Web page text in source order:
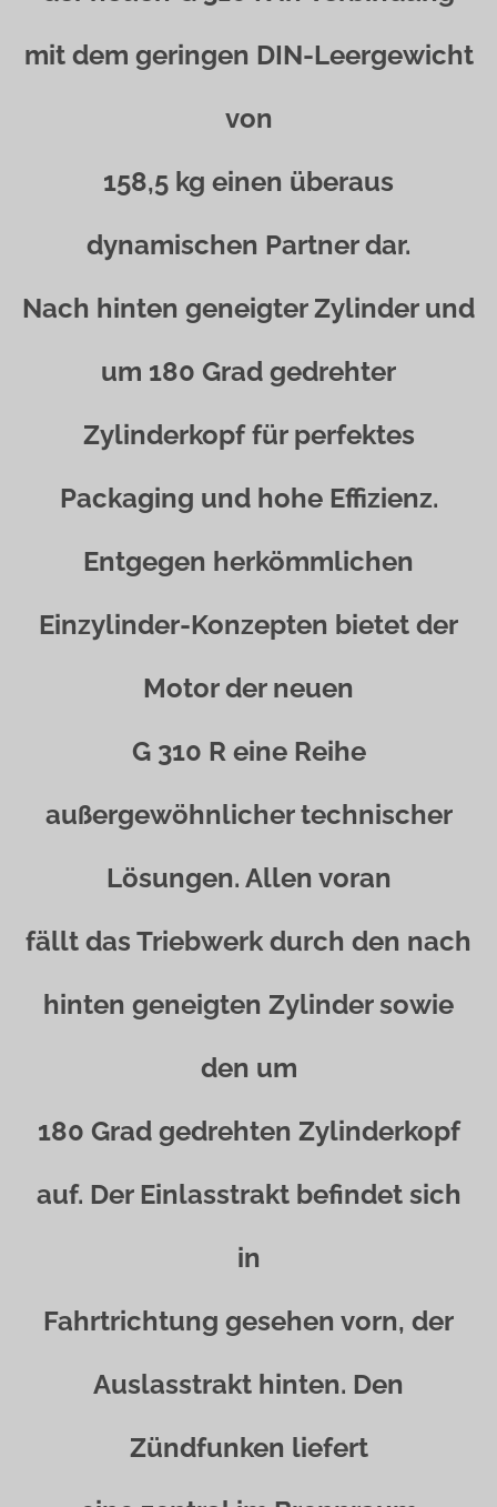
mit dem geringen DIN-Leergewicht
von
158,5 kg einen überaus
dynamischen Partner dar.
Nach hinten geneigter Zylinder und
um 180 Grad gedrehter
Zylinderkopf für perfektes
Packaging und hohe Effizienz.
Entgegen herkömmlichen
Einzylinder-Konzepten bietet der
Motor der neuen
G 310 R eine Reihe
außergewöhnlicher technischer
Lösungen. Allen voran
fällt das Triebwerk durch den nach
hinten geneigten Zylinder sowie
den um
180 Grad gedrehten Zylinderkopf
auf. Der Einlasstrakt befindet sich
in
Fahrtrichtung gesehen vorn, der
Auslasstrakt hinten. Den
Zündfunken liefert